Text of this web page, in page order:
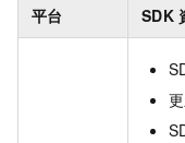
平台 SDK